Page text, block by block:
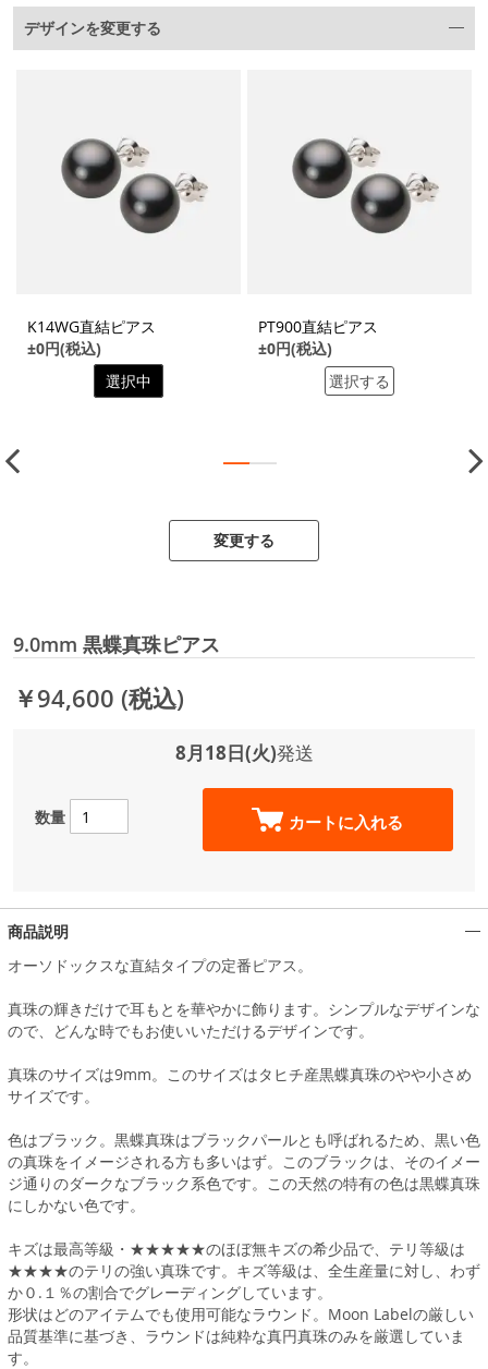
デザインを変更する
K14WG直結ピアス
±0円(税込)
選択中
PT900直結ピアス
±0円(税込)
選択する
変更する
9.0mm 黒蝶真珠ピアス
￥94,600 (税込)
8月18日(火)発送
数量 カートに入れる
商品説明
オーソドックスな直結タイプの定番ピアス。
真珠の輝きだけで耳もとを華やかに飾ります。シンプルなデザインな
ので、どんな時でもお使いいただけるデザインです。
真珠のサイズは9mm。このサイズはタヒチ産黒蝶真珠のやや小さめ
サイズです。
色はブラック。黒蝶真珠はブラックパールとも呼ばれるため、黒い色
の真珠をイメージされる方も多いはず。このブラックは、そのイメー
ジ通りのダークなブラック系色です。この天然の特有の色は黒蝶真珠
にしかない色です。
キズは最高等級・★★★★★のほぼ無キズの希少品で、テリ等級は
★★★★のテリの強い真珠です。キズ等級は、全生産量に対し、わず
か０.１％の割合でグレーディングしています。
形状はどのアイテムでも使用可能なラウンド。Moon Labelの厳しい
品質基準に基づき、ラウンドは純粋な真円真珠のみを厳選していま
す。